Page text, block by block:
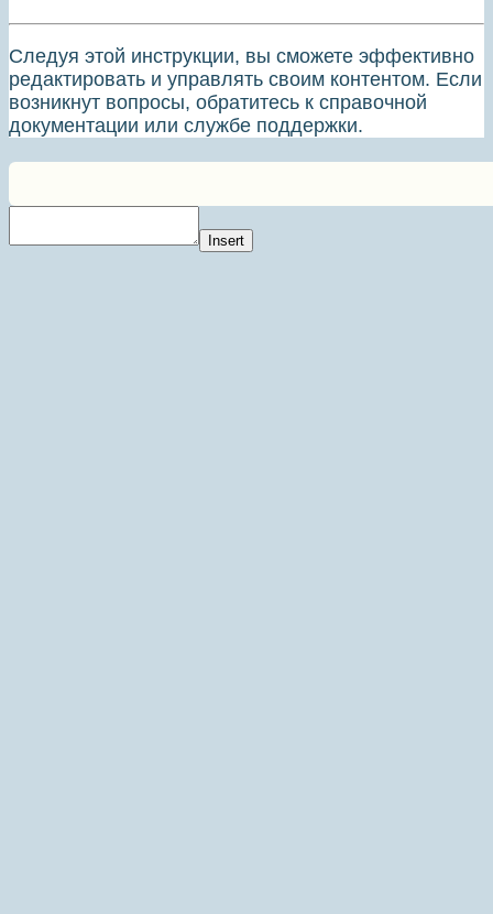
Следуя этой инструкции, вы сможете эффективно
редактировать и управлять своим контентом. Если
возникнут вопросы, обратитесь к справочной
документации или службе поддержки.
Insert